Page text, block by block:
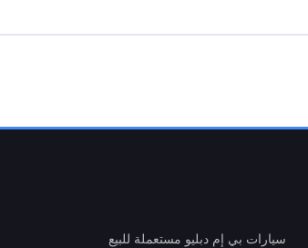
سيارات بي إم دبليو مستعملة للبيع